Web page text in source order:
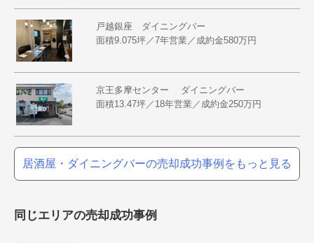
戸越銀座 ダイニングバー
面積9.075坪／7年営業／成約金580万円
京王多摩センター ダイニングバー
面積13.47坪／18年営業／成約金250万円
居酒屋・ダイニングバーの売却成功事例をもっと見る
同じエリアの売却成功事例